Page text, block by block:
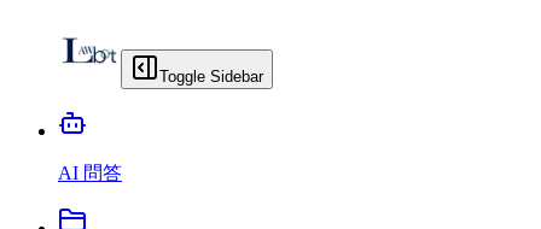
Toggle Sidebar
AI 問答